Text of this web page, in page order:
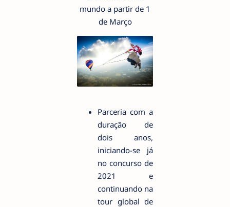
mundo a partir de 1
de Março
Parceria com a
duração de
dois anos,
iniciando-se já
no concurso de
2021 e
continuando na
tour global de